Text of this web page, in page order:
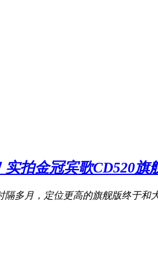
拍金冠宾歌CD520旗
多月，定位更高的旗舰版终于